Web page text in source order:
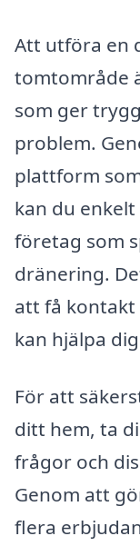
Att utföra en
tomtområde
som ger
problem.
plattform
kan du
företag som
dränering.
att få kontakt
kan hjälpa
För att
ditt hem, ta
frågor och
Genom att
flera